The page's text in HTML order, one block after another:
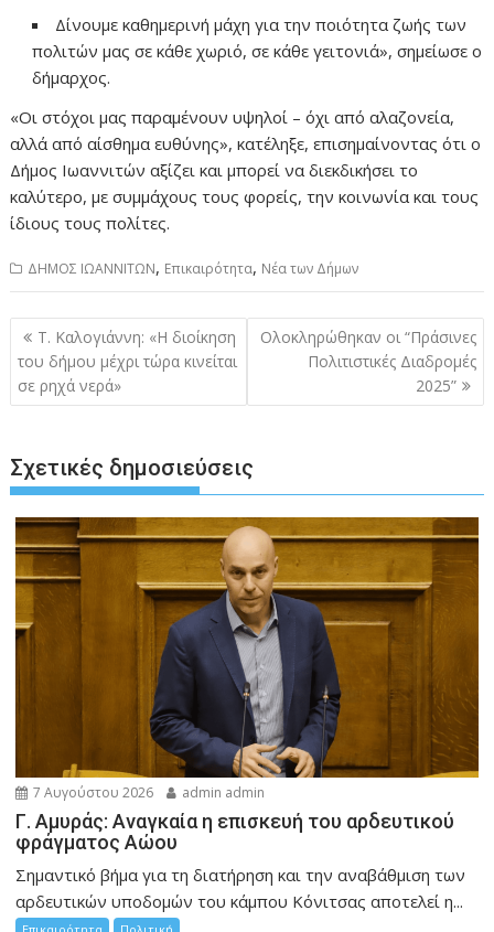
Δίνουμε καθημερινή μάχη για την ποιότητα ζωής των
πολιτών μας σε κάθε χωριό, σε κάθε γειτονιά», σημείωσε ο
δήμαρχος.
«Οι στόχοι μας παραμένουν υψηλοί – όχι από αλαζονεία,
αλλά από αίσθημα ευθύνης», κατέληξε, επισημαίνοντας ότι ο
Δήμος Ιωαννιτών αξίζει και μπορεί να διεκδικήσει το
καλύτερο, με συμμάχους τους φορείς, την κοινωνία και τους
ίδιους τους πολίτες.
ΔΗΜΟΣ ΙΩΑΝΝΙΤΩΝ, Επικαιρότητα, Νέα των Δήμων
Πλοήγηση
άρθρων
Τ. Καλογιάννη: «Η διοίκηση
του δήμου μέχρι τώρα κινείται
σε ρηχά νερά»
Ολοκληρώθηκαν οι “Πράσινες
Πολιτιστικές Διαδρομές
2025”
Σχετικές δημοσιεύσεις
7 Αυγούστου 2026 admin admin
Γ. Αμυράς: Αναγκαία η επισκευή του αρδευτικού
φράγματος Αώου
Σημαντικό βήμα για τη διατήρηση και την αναβάθμιση των
αρδευτικών υποδομών του κάμπου Κόνιτσας αποτελεί η...